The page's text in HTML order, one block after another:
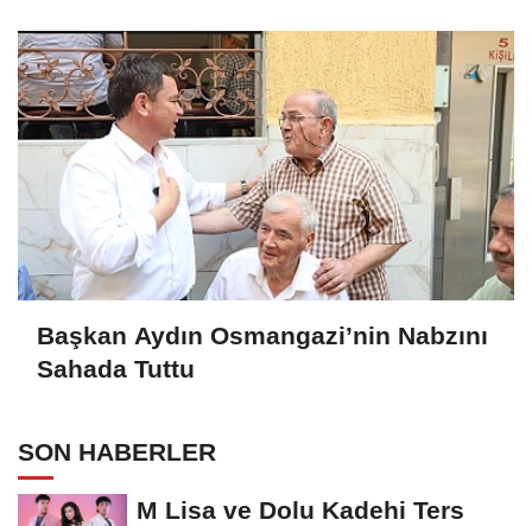
Başkan Aydın Osmangazi’nin Nabzını
Sahada Tuttu
SON HABERLER
M Lisa ve Dolu Kadehi Ters